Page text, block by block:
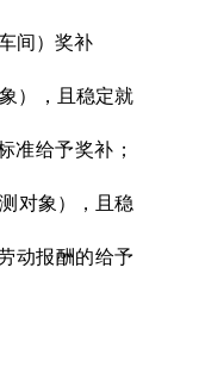
间）奖补
），且稳定就
准给予奖补；
对象），且稳
动报酬的给予